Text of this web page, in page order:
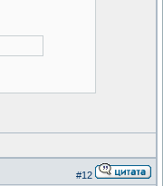
#12